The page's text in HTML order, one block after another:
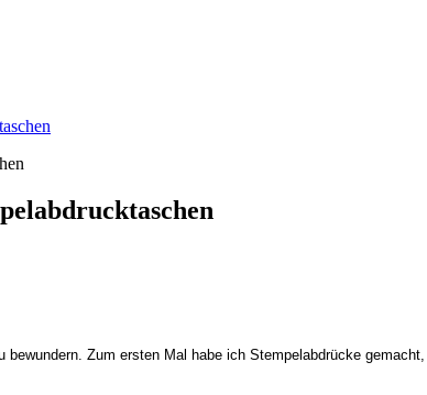
bewundern. Zum ersten Mal habe ich Stempelabdrücke